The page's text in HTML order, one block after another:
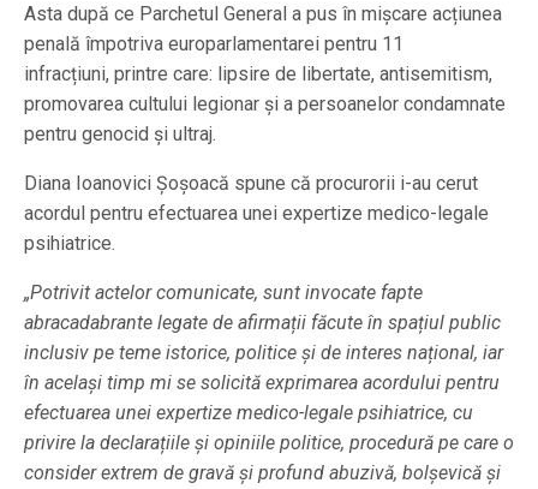
Asta după ce Parchetul General a pus în mișcare acțiunea
penală împotriva europarlamentarei pentru 11
infracțiuni, printre care: lipsire de libertate, antisemitism,
promovarea cultului legionar și a persoanelor condamnate
pentru genocid și ultraj.
Diana Ioanovici Șoșoacă spune că procurorii i-au cerut
acordul pentru efectuarea unei expertize medico-legale
psihiatrice.
„Potrivit actelor comunicate, sunt invocate fapte
abracadabrante legate de afirmații făcute în spațiul public
inclusiv pe teme istorice, politice și de interes național, iar
în același timp mi se solicită exprimarea acordului pentru
efectuarea unei expertize medico-legale psihiatrice, cu
privire la declarațiile și opiniile politice, procedură pe care o
consider extrem de gravă și profund abuzivă, bolșevică și